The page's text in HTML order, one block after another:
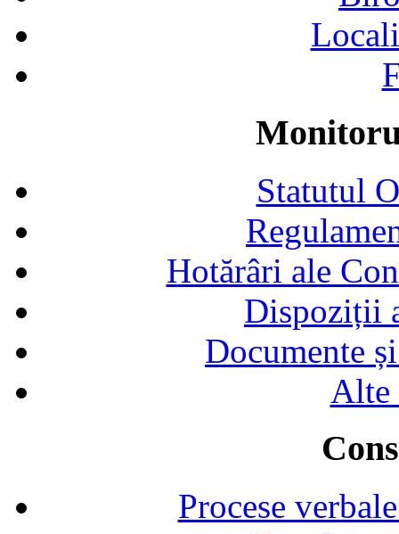
Statutul
Hotărâri ale
Dispoziții
Documente
Alte
Procese